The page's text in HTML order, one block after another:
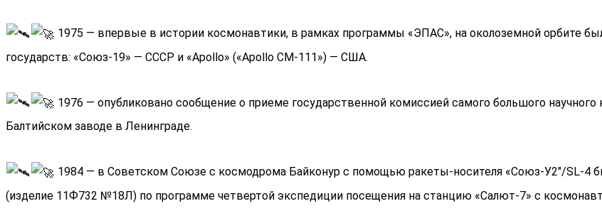
1975 — впервые в истории космонавтики, в рамках программы «ЭПАС», на околоземной орбите
государств: «Союз-19» — СССР и «Apollo» («Apollo CM-111») — США.
1976 — опубликовано сообщение о приеме государственной комиссией самого большого
Балтийском заводе в Ленинграде.
1984 — в Советском Союзе с космодрома Байконур с помощью ракеты-носителя «Союз-У2″/SL-4
(изделие 11Ф732 №18Л) по программе четвертой экспедиции посещения на станцию «Салют-7» с